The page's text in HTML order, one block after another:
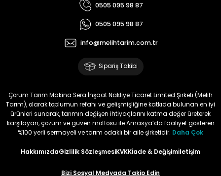
0505 095 98 87
0505 095 98 87
info@melihtarim.com.tr
Sipariş Takibi
Çorum Tarım Makina Sera İnşaat Nakliye Ticaret Limited Şirketi (Melih
Tarım), olarak toplumun refahı ve gelişmişliğine katkıda bulunan en iyi
ürünleri sunarak, tarımın değişen ihtiyaçlarını katma değer üreterek
karşılayan, çözüm ve güven mottosu ile Amasya’da faaliyet gösteren
%100 yerli sermayeli ve tarım odaklı bir aile şirketidir. Daha Çok
HakkımızdaGizlilik SözleşmesiKVKKİade & Değişimİletişim
Bizi Sosyal Medyada Takip Edin